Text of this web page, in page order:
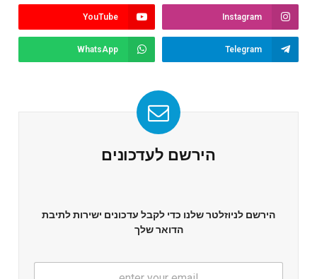
Instagram
YouTube
Telegram
WhatsApp
הירשם לעדכונים
הירשם לניוזלטר שלנו כדי לקבל עדכונים ישירות לתיבת
הדואר שלך